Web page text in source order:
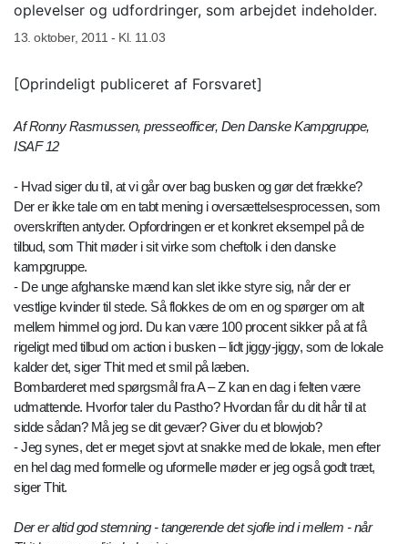
oplevelser og udfordringer, som arbejdet indeholder.
13. oktober, 2011 - Kl. 11.03
[Oprindeligt publiceret af Forsvaret]
Af Ronny Rasmussen, presseofficer, Den Danske Kampgruppe,
ISAF 12
- Hvad siger du til, at vi går over bag busken og gør det frække?
Der er ikke tale om en tabt mening i oversættelsesprocessen, som
overskriften antyder. Opfordringen er et konkret eksempel på de
tilbud, som Thit møder i sit virke som cheftolk i den danske
kampgruppe.
- De unge afghanske mænd kan slet ikke styre sig, når der er
vestlige kvinder til stede. Så flokkes de om en og spørger om alt
mellem himmel og jord. Du kan være 100 procent sikker på at få
rigeligt med tilbud om action i busken – lidt jiggy-jiggy, som de lokale
kalder det, siger Thit med et smil på læben.
Bombarderet med spørgsmål fra A – Z kan en dag i felten være
udmattende. Hvorfor taler du Pastho? Hvordan får du dit hår til at
sidde sådan? Må jeg se dit gevær? Giver du et blowjob?
- Jeg synes, det er meget sjovt at snakke med de lokale, men efter
en hel dag med formelle og uformelle møder er jeg også godt træt,
siger Thit.
Der er altid god stemning - tangerende det sjofle ind i mellem - når